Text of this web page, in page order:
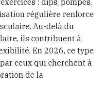
: dips, pompes,
régulière renforce
Au-delà du
ils contribuent à
En 2026, ce type
ceux qui cherchent à
de la